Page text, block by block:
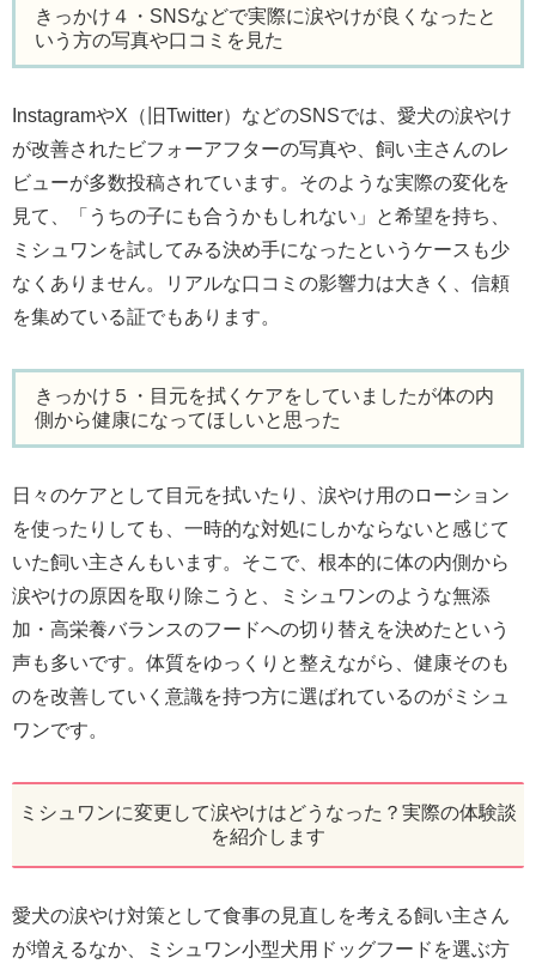
きっかけ４・SNSなどで実際に涙やけが良くなったと
いう方の写真や口コミを見た
InstagramやX（旧Twitter）などのSNSでは、愛犬の涙やけ
が改善されたビフォーアフターの写真や、飼い主さんのレ
ビューが多数投稿されています。そのような実際の変化を
見て、「うちの子にも合うかもしれない」と希望を持ち、
ミシュワンを試してみる決め手になったというケースも少
なくありません。リアルな口コミの影響力は大きく、信頼
を集めている証でもあります。
きっかけ５・目元を拭くケアをしていましたが体の内
側から健康になってほしいと思った
日々のケアとして目元を拭いたり、涙やけ用のローション
を使ったりしても、一時的な対処にしかならないと感じて
いた飼い主さんもいます。そこで、根本的に体の内側から
涙やけの原因を取り除こうと、ミシュワンのような無添
加・高栄養バランスのフードへの切り替えを決めたという
声も多いです。体質をゆっくりと整えながら、健康そのも
のを改善していく意識を持つ方に選ばれているのがミシュ
ワンです。
ミシュワンに変更して涙やけはどうなった？実際の体験談
を紹介します
愛犬の涙やけ対策として食事の見直しを考える飼い主さん
が増えるなか、ミシュワン小型犬用ドッグフードを選ぶ方